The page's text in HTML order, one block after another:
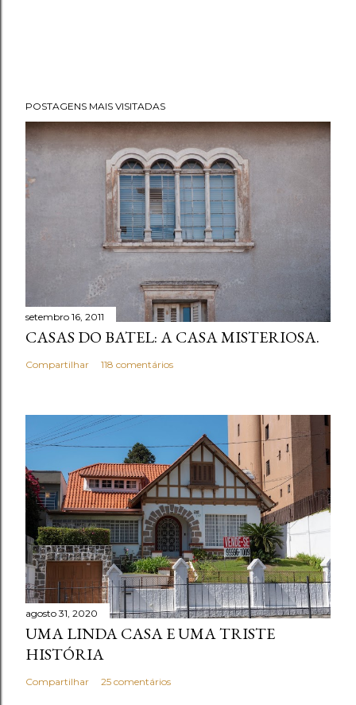
POSTAGENS MAIS VISITADAS
setembro 16, 2011
CASAS DO BATEL: A CASA MISTERIOSA.
Compartilhar 118 comentários
agosto 31, 2020
UMA LINDA CASA E UMA TRISTE
HISTÓRIA
Compartilhar 25 comentários